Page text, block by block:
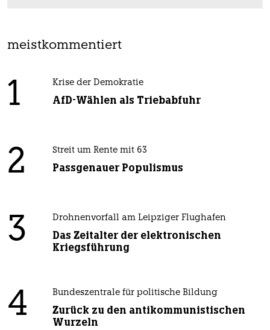
meistkommentiert
1 Krise der Demokratie
AfD-Wählen als Triebabfuhr
2 Streit um Rente mit 63
Passgenauer Populismus
3 Drohnenvorfall am Leipziger Flughafen
Das Zeitalter der elektronischen
Kriegsführung
4 Bundeszentrale für politische Bildung
Zurück zu den antikommunistischen
Wurzeln